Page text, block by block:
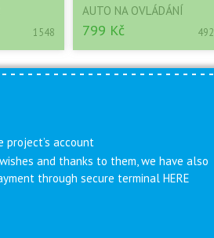
1548
AUTO NA OVLÁDÁNÍ
799 Kč 492
account
and thanks to them, we have also
through secure terminal HERE